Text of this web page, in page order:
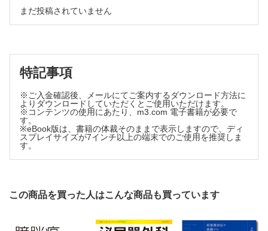
れるか？
CQ5 一次抗癌化学療法後に再発または進行した転移性あるいは切除
管癌に対してアベルマブの維持療法は推奨されるか？
CQ7 白金製剤を含む抗癌化学療法および免疫チェックポイント阻害
薬による治療歴のある切除不能または転移性腎盂・尿管癌に対してエン
ホルツマブ ベドチンは推奨されるか？
Column 5 腎盂・尿管癌における放射線治療
Column 6 RCT におけるサブ解析の解釈─特に全体集団とサブ解析の
結果が異なる場合について─
Column 7 腎盂・尿管癌のidentity
腎盂・尿管癌診療ガイドライン2023 年版の外部評価の結果
索引
CQ・ステートメント・明日への提言一覧
Ⅰ 疫学・病理
Ⅰ．上部尿路上皮癌の疫学
Ⅱ．上部尿路上皮癌の病因
Ⅲ．病理
Ⅳ．腎盂・尿管癌の分子生物学的分類について
Ⅱ 診断
はじめに
Ⅲ．画像検査
Ⅴ．分子学的診断
まだ投稿されていません
特記事項
※ご入金確認後、メールにてご案内するダウンロード方法に
よりダウンロードしていただくとご使用いただけます。
※コンテンツの使用にあたり、m3.com 電子書籍が必要で
す。
※eBook版は、書籍の体裁そのままで表示しますので、ディ
スプレイサイズが7インチ以上の端末でのご使用を推奨しま
す。
この商品を買った人はこんな商品も買っています